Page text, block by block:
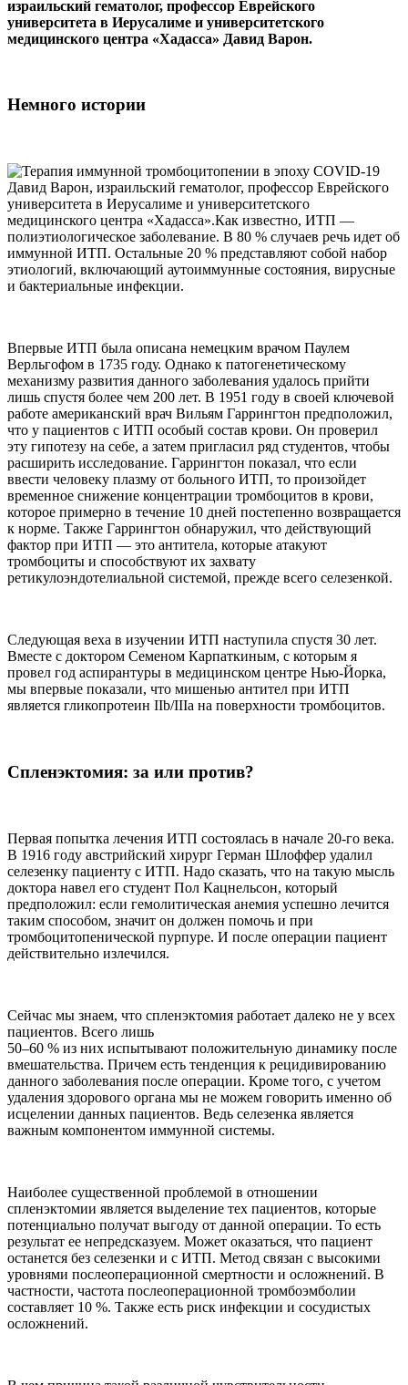
израильский гематолог, профессор Еврейского
университета в Иерусалиме и университетского
медицинского центра «Хадасса» Давид Варон.
Немного истории
Давид Варон, израильский гематолог, профессор Еврейского
университета в Иерусалиме и университетского
медицинского центра «Хадасса».Как известно, ИТП —
полиэтиологическое заболевание. В 80 % случаев речь идет об
иммунной ИТП. Остальные 20 % представляют собой набор
этиологий, включающий аутоиммунные состояния, вирусные
и бактериальные инфекции.
Впервые ИТП была описана немецким врачом Паулем
Верльгофом в 1735 году. Однако к патогенетическому
механизму развития данного заболевания удалось прийти
лишь спустя более чем 200 лет. В 1951 году в своей ключевой
работе американский врач Вильям Гаррингтон предположил,
что у пациентов с ИТП особый состав крови. Он проверил
эту гипотезу на себе, а затем пригласил ряд студентов, чтобы
расширить исследование. Гаррингтон показал, что если
ввести человеку плазму от больного ИТП, то произойдет
временное снижение концентрации тромбоцитов в крови,
которое примерно в течение 10 дней постепенно возвращается
к норме. Также Гаррингтон обнаружил, что действующий
фактор при ИТП — это антитела, которые атакуют
тромбоциты и способствуют их захвату
ретикулоэндотелиальной системой, прежде всего селезенкой.
Следующая веха в изучении ИТП наступила спустя 30 лет.
Вместе с доктором Семеном Карпаткиным, с которым я
провел год аспирантуры в медицинском центре Нью-Йорка,
мы впервые показали, что мишенью антител при ИТП
является гликопротеин IIb/IIIa на поверхности тромбоцитов.
Спленэктомия: за или против?
Первая попытка лечения ИТП состоялась в начале 20-го века.
В 1916 году австрийский хирург Герман Шлоффер удалил
селезенку пациенту с ИТП. Надо сказать, что на такую мысль
доктора навел его студент Пол Кацнельсон, который
предположил: если гемолитическая анемия успешно лечится
таким способом, значит он должен помочь и при
тромбоцитопенической пурпуре. И после операции пациент
действительно излечился.
Сейчас мы знаем, что спленэктомия работает далеко не у всех
пациентов. Всего лишь
50–60 % из них испытывают положительную динамику после
вмешательства. Причем есть тенденция к рецидивированию
данного заболевания после операции. Кроме того, с учетом
удаления здорового органа мы не можем говорить именно об
исцелении данных пациентов. Ведь селезенка является
важным компонентом иммунной системы.
Наиболее существенной проблемой в отношении
спленэктомии является выделение тех пациентов, которые
потенциально получат выгоду от данной операции. То есть
результат ее непредсказуем. Может оказаться, что пациент
останется без селезенки и с ИТП. Метод связан с высокими
уровнями послеоперационной смертности и осложнений. В
частности, частота послеоперационной тромбоэмболии
составляет 10 %. Также есть риск инфекции и сосудистых
осложнений.